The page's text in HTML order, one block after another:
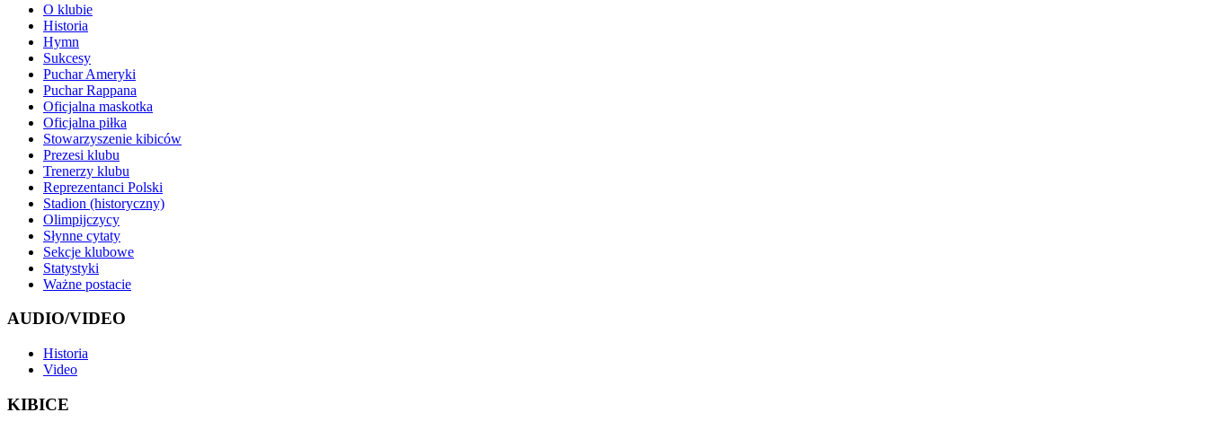
O klubie
Historia
Hymn
Sukcesy
Puchar Ameryki
Puchar Rappana
Oficjalna maskotka
Oficjalna piłka
Stowarzyszenie kibiców
Prezesi klubu
Trenerzy klubu
Reprezentanci Polski
Stadion (historyczny)
Olimpijczycy
Słynne cytaty
Sekcje klubowe
Statystyki
Ważne postacie
AUDIO/VIDEO
Historia
Video
KIBICE